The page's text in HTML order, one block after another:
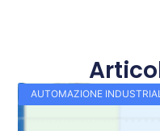
AUTOMAZIONE